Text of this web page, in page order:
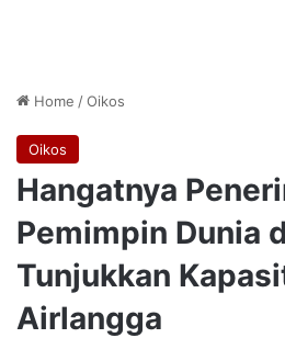
Home /Oikos
Oikos
Hangatnya
Pemimpin Dunia
Tunjukkan
Airlangga